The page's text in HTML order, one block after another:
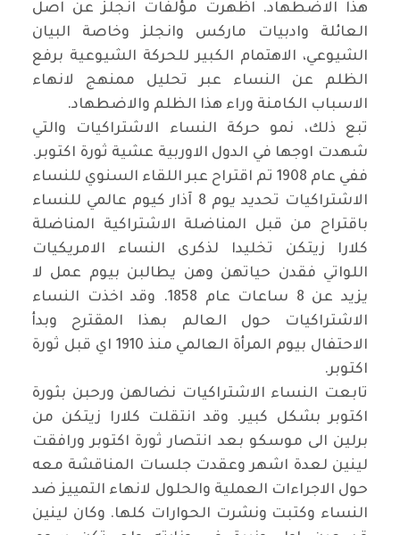
هذا الاضطهاد. اظهرت مؤلفات انجلز عن اصل
العائلة وادبيات ماركس وانجلز وخاصة البيان
الشيوعي، الاهتمام الكبير للحركة الشيوعية برفع
الظلم عن النساء عبر تحليل ممنهج لانهاء
الاسباب الكامنة وراء هذا الظلم والاضطهاد.
تبع ذلك، نمو حركة النساء الاشتراكيات والتي
شهدت اوجها في الدول الاوربية عشية ثورة اكتوبر.
ففي عام 1908 تم اقتراح عبر اللقاء السنوي للنساء
الاشتراكيات تحديد يوم 8 آذار كيوم عالمي للنساء
باقتراح من قبل المناضلة الاشتراكية المناضلة
كلارا زيتكن تخليدا لذكرى النساء الامريكيات
اللواتي فقدن حياتهن وهن يطالبن بيوم عمل لا
يزيد عن 8 ساعات عام 1858. وقد اخذت النساء
الاشتراكيات حول العالم بهذا المقترح وبدأ
الاحتفال بيوم المرأة العالمي منذ 1910 اي قبل ثورة
اكتوبر.
تابعت النساء الاشتراكيات نضالهن ورحبن بثورة
اكتوبر بشكل كبير. وقد انتقلت كلارا زيتكن من
برلين الى موسكو بعد انتصار ثورة اكتوبر ورافقت
لينين لعدة اشهر وعقدت جلسات المناقشة معه
حول الاجراءات العملية والحلول لانهاء التمييز ضد
النساء وكتبت ونشرت الحوارات كلها. وكان لينين